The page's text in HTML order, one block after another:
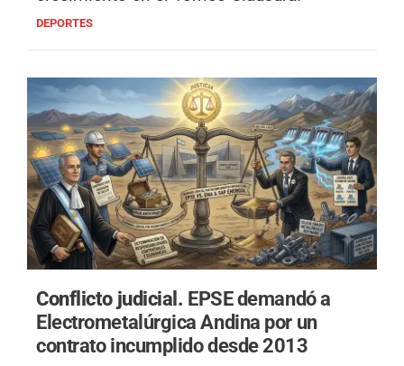
DEPORTES
Conflicto judicial. EPSE demandó a
Electrometalúrgica Andina por un
contrato incumplido desde 2013